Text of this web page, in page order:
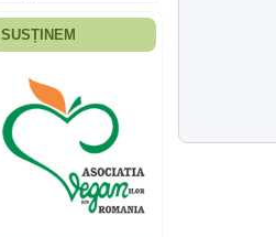
Fiica mea s-a nascut
ani, privind in urma
realizez cat de multe
greseli am facut in
educatia si cresterea
ei, am fost o mama
egoista, preocupata
de implinirea
profesionala, cand ea
era mica am neglijat-
SUSȚINEM